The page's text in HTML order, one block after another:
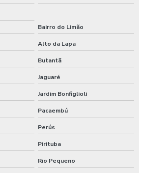
preço
de química
Bairro do Limão
Alto da Lapa
Butantã
Jaguaré
Jardim Bonfiglioli
Pacaembú
Perús
Pirituba
Rio Pequeno